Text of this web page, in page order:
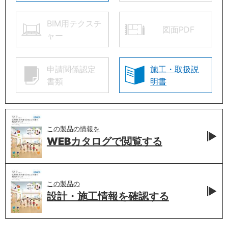
BIM用テクスチ
ャー
図面PDF
申請関係認定
書類
施工・取扱説
明書
この製品の情報を
WEBカタログで閲覧する
この製品の
設計・施工情報を確認する